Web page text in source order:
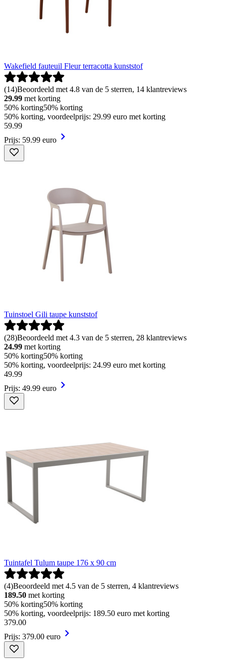
Wakefield fauteuil Fleur terracotta kunststof
(14)Beoordeeld met 4.8 van de 5 sterren, 14 klantreviews
29.99 met korting
50% korting50% korting
50% korting, voordeelprijs: 29.99 euro met korting
59.99
Prijs: 59.99 euro
Tuinstoel Gili taupe kunststof
(28)Beoordeeld met 4.3 van de 5 sterren, 28 klantreviews
24.99 met korting
50% korting50% korting
50% korting, voordeelprijs: 24.99 euro met korting
49.99
Prijs: 49.99 euro
Tuintafel Tulum taupe 176 x 90 cm
(4)Beoordeeld met 4.5 van de 5 sterren, 4 klantreviews
189.50 met korting
50% korting50% korting
50% korting, voordeelprijs: 189.50 euro met korting
379.00
Prijs: 379.00 euro